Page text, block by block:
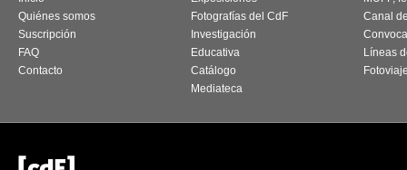
Quiénes somos
Suscripción
FAQ
Contacto
Fotografías del CdF
Investigación
Educativa
Catálogo
Mediateca
Canal
Líneas